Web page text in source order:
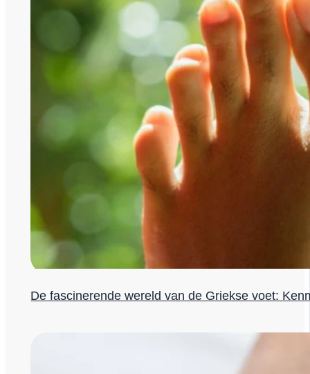
De fascinerende wereld van de Griekse voet: